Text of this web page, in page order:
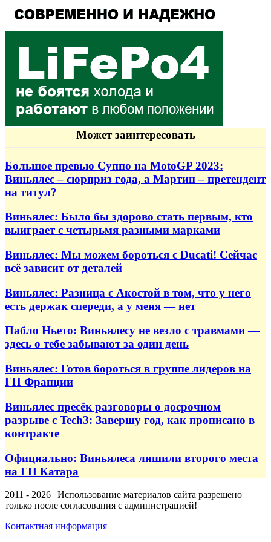
Может заинтересовать
Большое превью Суппо на MotoGP 2023:
Виньялес – сюрприз года, а Мартин – претендент
на титул?
Виньялес: Было бы здорово стать первым, кто
выиграет с четырьмя разными марками
Виньялес: Мы можем бороться с Ducati! Сейчас
всё зависит от деталей
Виньялес: Разница с Акостой в том, что у него
есть держак спереди, а у меня — нет
Пабло Ньето: Виньялесу не везло с травмами —
здесь о тебе забывают за один день
Виньялес: Готов бороться в группе лидеров на
ГП Франции
Виньялес пресёк разговоры о досрочном
разрыве с Tech3: Завершу год, как прописано в
контракте
Официально: Виньялеса лишили второго места
на ГП Катара
2011 - 2026 | Использование материалов сайта разрешено
только после согласования с администрацией!
Контактная информация